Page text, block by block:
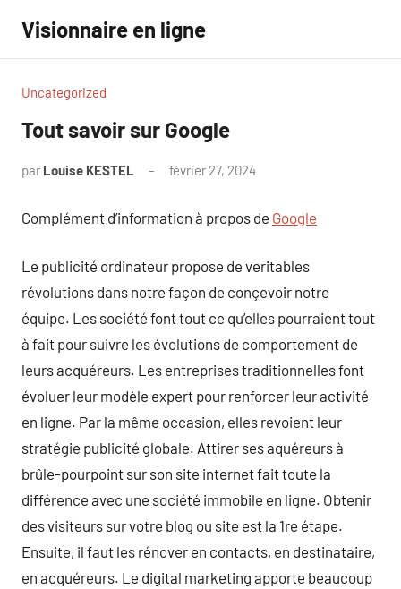
contenu
Visionnaire en ligne
Uncategorized
Tout savoir sur Google
par Louise KESTEL février 27, 2024
Complément d’information à propos de Google
Le publicité ordinateur propose de veritables
révolutions dans notre façon de conçevoir notre
équipe. Les société font tout ce qu’elles pourraient tout
à fait pour suivre les évolutions de comportement de
leurs acquéreurs. Les entreprises traditionnelles font
évoluer leur modèle expert pour renforcer leur activité
en ligne. Par la même occasion, elles revoient leur
stratégie publicité globale. Attirer ses aquéreurs à
brûle-pourpoint sur son site internet fait toute la
différence avec une société immobile en ligne. Obtenir
des visiteurs sur votre blog ou site est la 1re étape.
Ensuite, il faut les rénover en contacts, en destinataire,
en acquéreurs. Le digital marketing apporte beaucoup